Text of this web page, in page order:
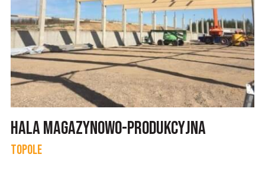
Hala Magazynowo-Produkcyjna
Topole